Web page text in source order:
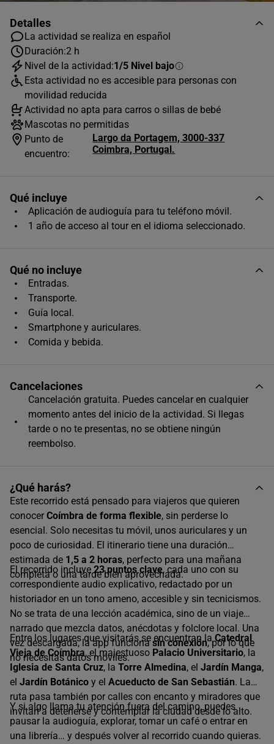
AGOSTO 2026
L
M X J
1
2
3
4 6 7 8
9
24
25 26 27 28 29
30
31
Único horario disponible
Detalles
La actividad se realiza en español
Duración:2 h
Nivel de la actividad:1/5 Nivel bajo
Esta actividad no es accesible para personas con
movilidad reducida
Actividad no apta para carros o sillas de bebé
Mascotas no permitidas
Punto de
encuentro:
Largo da Portagem, 3000-337
Coimbra, Portugal.
Qué incluye
Aplicación de audioguía para tu teléfono móvil.
1 año de acceso al tour en el idioma seleccionado.
Qué no incluye
Entradas.
Transporte.
Guía local.
Smartphone y auriculares.
Comida y bebida.
Cancelaciones
Cancelación gratuita. Puedes cancelar en cualquier
momento antes del inicio de la actividad. Si llegas
tarde o no te presentas, no se obtiene ningún
reembolso.
¿Qué harás?
Este recorrido está pensado para viajeros que quieren
conocer Coímbra de forma flexible, sin perderse lo
esencial. Solo necesitas tu móvil, unos auriculares y un
poco de curiosidad. El itinerario tiene una duración
estimada de 1,5 a 2 horas, perfecto para una mañana
completa o una tarde bien aprovechada.
El recorrido incluye23 puntos clave, cada uno con su
correspondiente audio explicativo, redactado por un
historiador en un tono ameno, accesible y sin tecnicismos.
No se trata de una lección académica, sino de un viaje
narrado que mezcla datos, anécdotas y folclore local. Una
vez descargada, la app funcionasin conexión, por lo que
no necesitas datos móviles.
Entre los lugares que visitarás se encuentran laCatedral
Vieja de Coímbra, el majestuoso Palacio Universitario, la
Iglesia de Santa Cruz, la Torre Almedina, el Jardín Manga,
el Jardín Botánico y el Acueducto de San Sebastián. La
ruta pasa también por calles con encanto y miradores que
invitan a detenerse y contemplar la ciudad desde lo alto.
Y si algo llama tu atención fuera del camino, puedes
pausar la audioguía, explorar, tomar un café o entrar en
una librería… y después volver al recorrido cuando quieras.